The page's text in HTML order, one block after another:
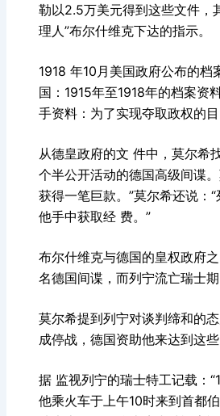
勒以2.5万美元得到这些文件，
理人”布尔什维克下达的指示。
1918 年10月美国政府公布的档
国：1915年至1918年的档案资
手资料：为了实现夺取政权的
从德皇政府的文 件中，莫尔希
个半公开活动的德国高级间谍
获得一笔巨款。”莫尔希还说：
他手中获取经 费。”
布尔什维克与德国的皇权政府
名德国间谍，而列宁流亡瑞士
莫尔希提到列宁对谈判缔和的
成停战，德国资助他来达到这
据 监视列宁的瑞士特工记载：
他乘火车于上午10时来到首都